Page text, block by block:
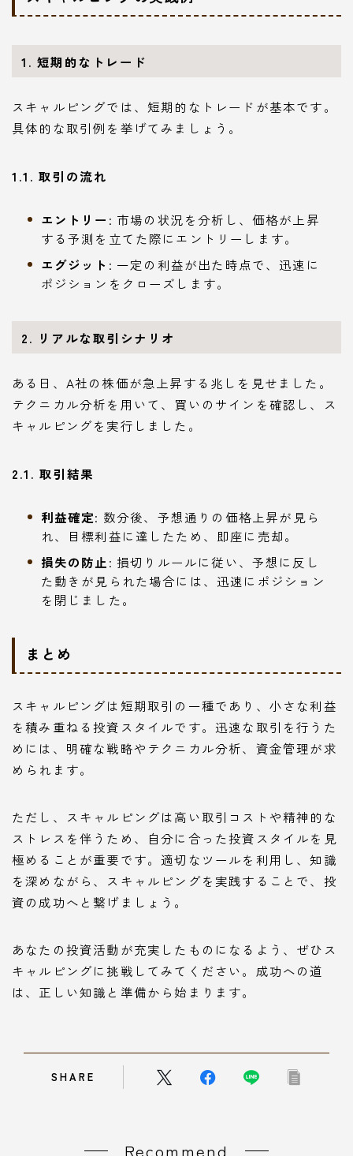
1. 短期的なトレード
スキャルピングでは、短期的なトレードが基本です。
具体的な取引例を挙げてみましょう。
1.1. 取引の流れ
エントリー : 市場の状況を分析し、価格が上昇
する予測を立てた際にエントリーします。
エグジット : 一定の利益が出た時点で、迅速に
ポジションをクローズします。
2. リアルな取引シナリオ
ある日、A社の株価が急上昇する兆しを見せました。
テクニカル分析を用いて、買いのサインを確認し、ス
キャルピングを実行しました。
2.1. 取引結果
利益確定: 数分後、予想通りの価格上昇が見ら
れ、目標利益に達したため、即座に売却。
損失の防止 : 損切りルールに従い、予想に反し
た動きが見られた場合には、迅速にポジション
を閉じました。
まとめ
スキャルピングは短期取引の一種であり、小さな利益
を積み重ねる投資スタイルです。迅速な取引を行うた
めには、明確な戦略やテクニカル分析、資金管理が求
められます。
ただし、スキャルピングは高い取引コストや精神的な
ストレスを伴うため、自分に合った投資スタイルを見
極めることが重要です。適切なツールを利用し、知識
を深めながら、スキャルピングを実践することで、投
資の成功へと繋げましょう。
あなたの投資活動が充実したものになるよう、ぜひス
キャルピングに挑戦してみてください。成功への道
は、正しい知識と準備から始まります。
SHARE
Recommend